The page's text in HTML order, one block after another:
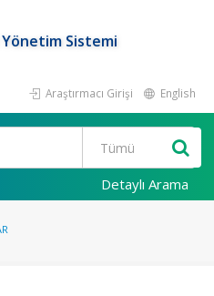
Sistemi
Araştırmacı Girişi English
Detaylı Arama